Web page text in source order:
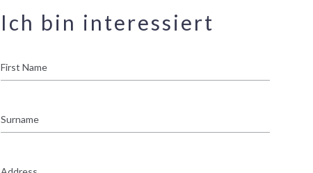
Ich bin interessiert